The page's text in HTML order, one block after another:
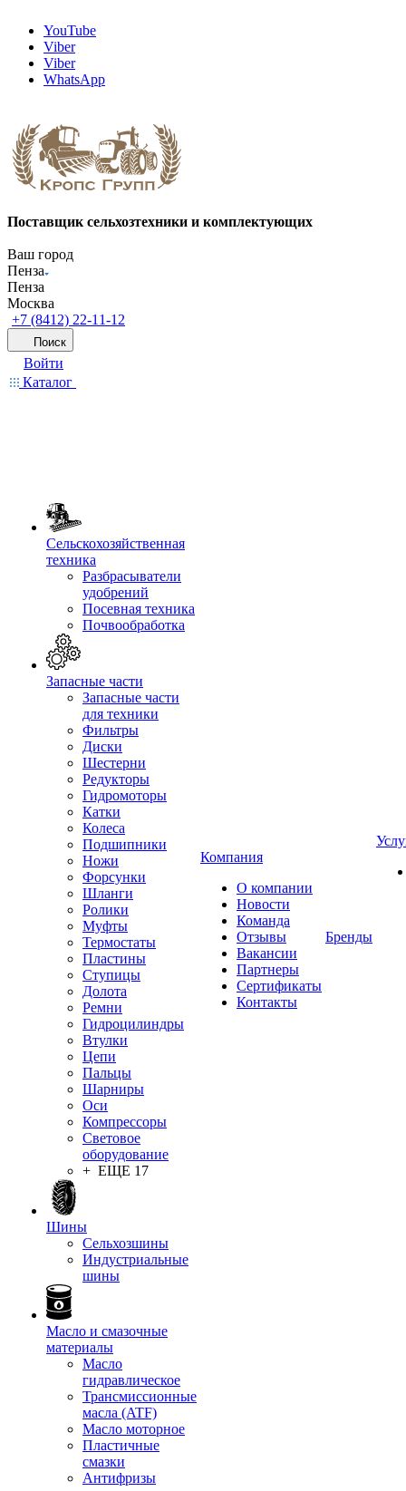
YouTube
Viber
Viber
WhatsApp
Поставщик сельхозтехники и комплектующих
Ваш город
Пенза
Пенза
Москва
+7 (8412) 22-11-12
Поиск
Войти
Каталог
Сельскохозяйственная
техника
Разбрасыватели
удобрений
Посевная техника
Почвообработка
Запасные части
Запасные части
для техники
Фильтры
Диски
Шестерни
Редукторы
Гидромоторы
Катки
Колеса
Подшипники
Ножи
Форсунки
Шланги
Ролики
Муфты
Термостаты
Пластины
Ступицы
Долота
Ремни
Гидроцилиндры
Втулки
Цепи
Пальцы
Шарниры
Оси
Компрессоры
Световое
оборудование
+ ЕЩЕ 17
Шины
Сельхозшины
Индустриальные
шины
Масло и смазочные
материалы
Масло
гидравлическое
Трансмиссионные
масла (ATF)
Масло моторное
Пластичные
смазки
Антифризы
Компания
О компании
Новости
Команда
Отзывы
Вакансии
Партнеры
Сертификаты
Контакты
Бренды